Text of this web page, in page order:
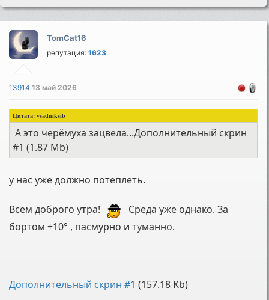
TomCat16
репутация:1623
1391413 май 2026
Цитата:vsadniksib
А это черёмуха зацвела...Дополнительный скрин
#1 (1.87 Mb)
у нас уже должно потеплеть.
Всем доброго утра!
Среда уже однако. За
бортом +10° , пасмурно и туманно.
Дополнительный скрин #1 (157.18 Kb)